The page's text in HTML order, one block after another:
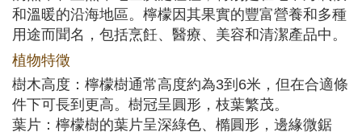
和溫暖的沿海地區。檸檬因其果實的豐富營養和多種
用途而聞名，包括烹飪、醫療、美容和清潔產品中。
植物特徵
樹木高度：檸檬樹通常高度約為3到6米，但在合適條
件下可長到更高。樹冠呈圓形，枝葉繁茂。
葉片：檸檬樹的葉片呈深綠色、橢圓形，邊緣微鋸